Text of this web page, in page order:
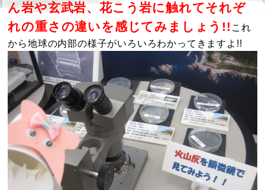
ん岩や玄武岩、花こう岩に触れてそれぞ
れの重さの違いを感じてみましょう!! これ
から地球の内部の様子がいろいろわかってきますよ!!